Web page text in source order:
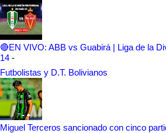
🔴EN VIVO: ABB vs Guabirá | Liga de la
14 -
Futbolistas y D.T. Bolivianos
Miguel Terceros sancionado con cinco